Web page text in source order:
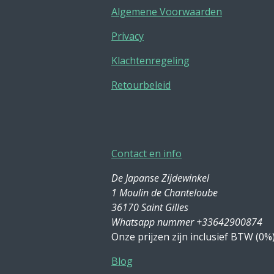
Algemene Voorwaarden
Privacy
Klachtenregeling
Retourbeleid
Contact en info
De Japanse Zijdewinkel
1 Moulin de Chanteloube
36170 Saint Gilles
Whatsapp nummer +33642900874
Onze prijzen zijn inclusief BTW
Blog